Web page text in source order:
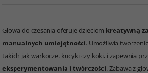
Głowa do czesania oferuje dzieciom kreatywną
manualnych umiejętności. Umożliwia tworzenie
takich jak warkocze, kucyki czy koki, i zapewnia
eksperymentowania i twórczości. Zabawa z